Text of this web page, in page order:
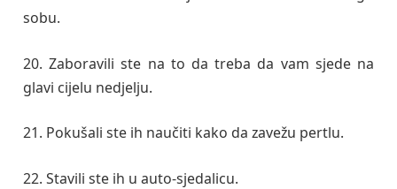
sobu.
20. Zaboravili ste na to da treba da vam sjede na
glavi cijelu nedjelju.
21. Pokušali ste ih naučiti kako da zavežu pertlu.
22. Stavili ste ih u auto-sjedalicu.